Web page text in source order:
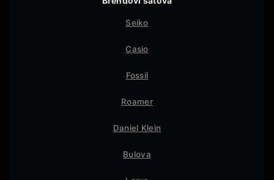
Seiko
Casio
Fossil
Roamer
Daniel Klein
Bulova